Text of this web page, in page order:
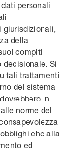
personali
giurisdizionali,
della
compiti
decisionale. Si
tali trattamenti
del sistema
in
norme del
che alla
ed